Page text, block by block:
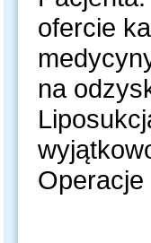
ofercie
na